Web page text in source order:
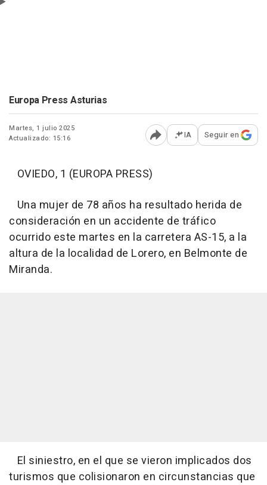
Europa Press Asturias
Martes, 1 julio 2025
Actualizado: 15:16
Abrir opciones para
IA Seguir en
OVIEDO, 1 (EUROPA PRESS)
Una mujer de 78 años ha resultado herida de
consideración en un accidente de tráfico
ocurrido este martes en la carretera AS-15, a la
altura de la localidad de Lorero, en Belmonte de
Miranda.
El siniestro, en el que se vieron implicados dos
turismos que colisionaron en circunstancias que